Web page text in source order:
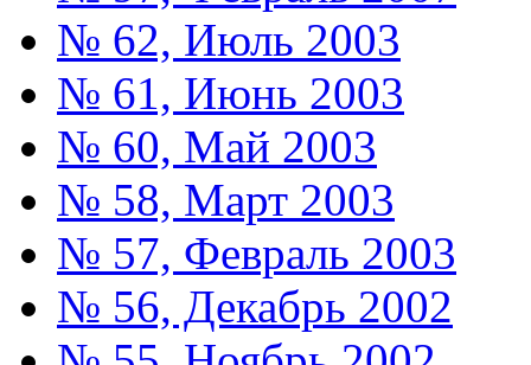
№ 62, Июль 2003
№ 61, Июнь 2003
№ 60, Май 2003
№ 58, Март 2003
№ 57, Февраль 2003
№ 56, Декабрь 2002